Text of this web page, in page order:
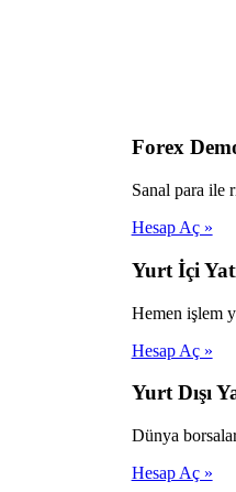
Forex
Sanal para ile
Hesap Aç »
Yurt İçi
Hemen işlem
Hesap Aç »
Yurt Dışı
Dünya
Hesap Aç »